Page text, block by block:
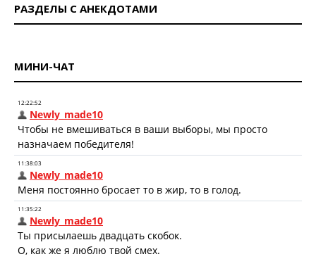
РАЗДЕЛЫ С АНЕКДОТАМИ
МИНИ-ЧАТ